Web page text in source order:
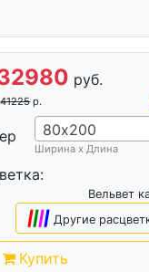
руб.
41225 р.
80х200
Ширина х Длина
Вельвет
|||| Другие
Купить